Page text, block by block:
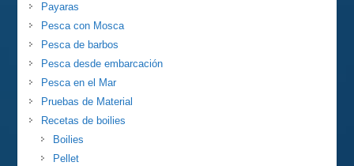
Payaras
Pesca con Mosca
Pesca de barbos
Pesca desde embarcación
Pesca en el Mar
Pruebas de Material
Recetas de boilies
Boilies
Pellet